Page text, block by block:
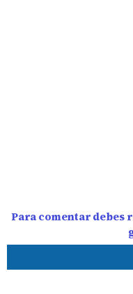
Para comentar debes